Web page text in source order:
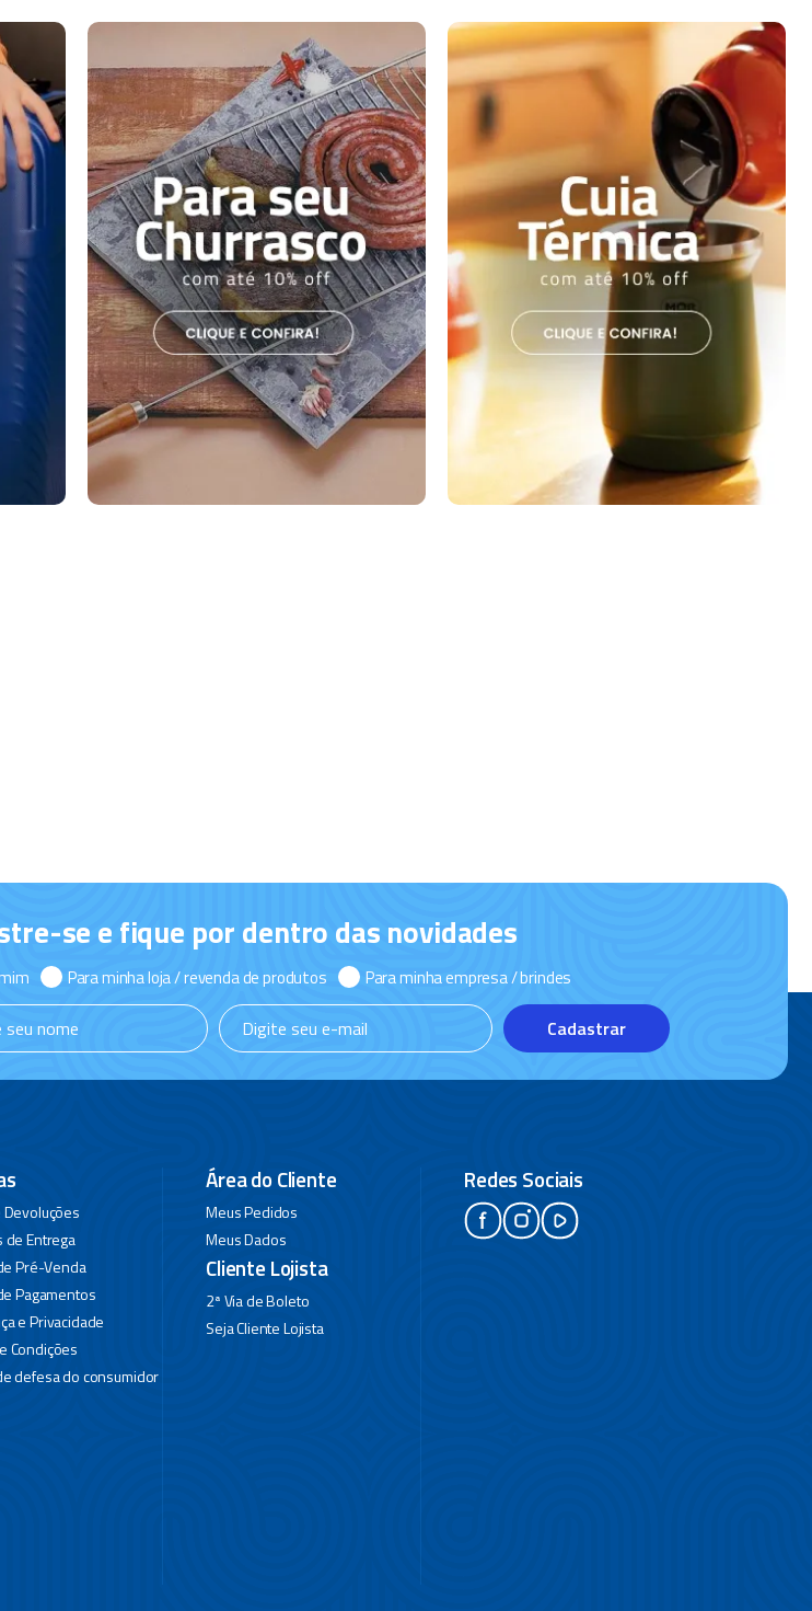
se e fique por dentro das novidades
Para minha loja / revenda de produtos Para minha empresa / brindes
Cadastrar
Devoluções
de Entrega
Pré-Venda
Pagamentos
e Privacidade
Condições
defesa do consumidor
Área do Cliente
Meus Pedidos
Meus Dados
Cliente Lojista
2ª Via de Boleto
Seja Cliente Lojista
Redes Sociais